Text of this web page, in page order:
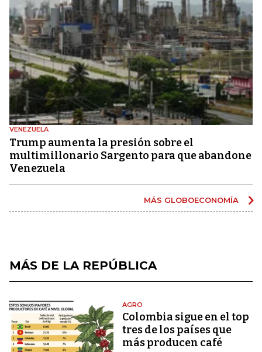
VENEZUELA
Trump aumenta la presión sobre el
multimillonario Sargento para que abandone
Venezuela
MÁS GLOBOECONOMÍA
MÁS DE LA REPÚBLICA
AGRO
Colombia sigue en el top
tres de los países que
más producen café